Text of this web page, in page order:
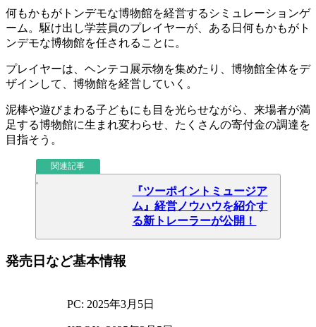
何もかもがトンデモな博物館を経営する シミュレーションゲ
ーム。駆け出し学芸員のプレイヤーが、ある日 何もかもがト
ンデモな博物館を任されることに。
プレイヤーは、ヘンテコ展示物を集めたり、博物館全体をデ
ザインして、 博物館を経営 していく。
泥棒や遊びまわる子どもにも目を光らせながら、来場者が満
足する博物館に生まれ変わらせ、 たくさんの寄付金の調達を
目指そう 。
関連記事
『ツーポイントミュージア
ム』経営ノウハウを紹介す
る新トレーラーが公開！
発売日など基本情報
PC: 2025年3月5日